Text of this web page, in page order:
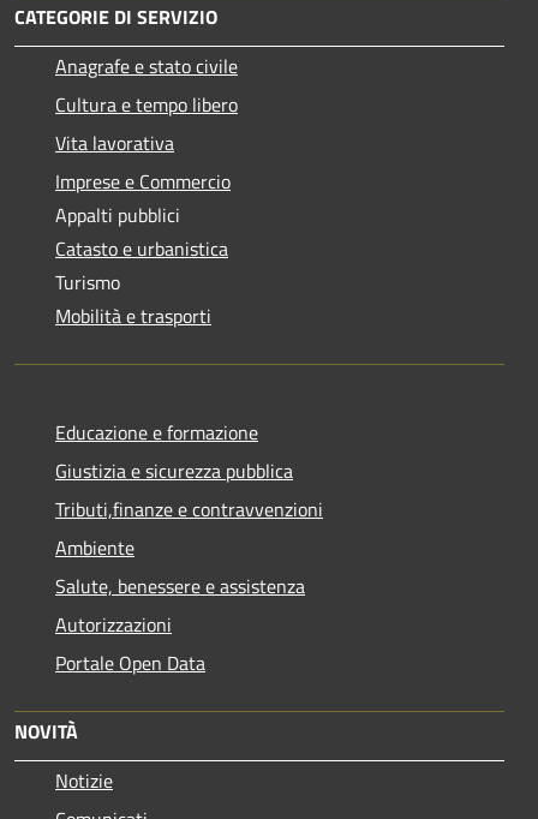
CATEGORIE DI SERVIZIO
Anagrafe e stato civile
Cultura e tempo libero
Vita lavorativa
Imprese e Commercio
Appalti pubblici
Catasto e urbanistica
Turismo
Mobilità e trasporti
Educazione e formazione
Giustizia e sicurezza pubblica
Tributi,finanze e contravvenzioni
Ambiente
Salute, benessere e assistenza
Autorizzazioni
Portale Open Data
NOVITÀ
Notizie